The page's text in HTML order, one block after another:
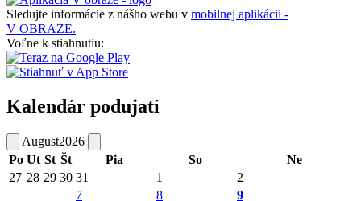
Sledujte informácie z nášho webu v mobilnej aplikácii -
V OBRAZE.
Voľne k stiahnutiu:
Kalendár podujatí
August2026
Po Ut St Št Pia So
Ne
27 28 29 30 31 1
2
7
8 9